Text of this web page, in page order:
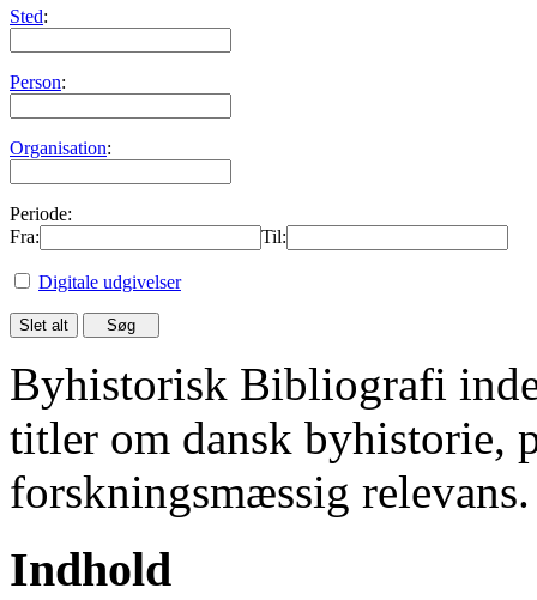
Sted:
Person:
Organisation:
Periode:
Fra:
Til:
Digitale udgivelser
Byhistorisk Bibliografi
titler om dansk byhistorie,
forskningsmæssig relevans.
Indhold